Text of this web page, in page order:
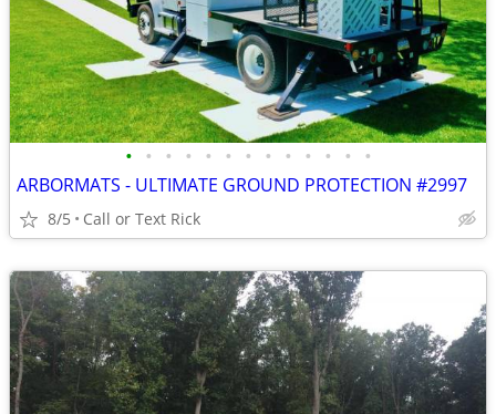
• • • • • • • • • • • • •
ARBORMATS - ULTIMATE GROUND PROTECTION #2997
8/5 Call or Text Rick